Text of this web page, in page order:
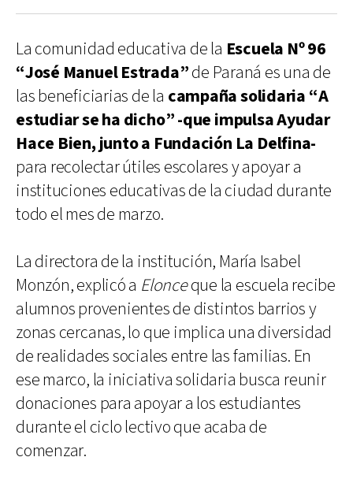
La comunidad educativa de la Escuela Nº 96
“José Manuel Estrada”de Paraná es una de
las beneficiarias de la campaña solidaria “A
estudiar se ha dicho” -que impulsa Ayudar
Hace Bien, junto a Fundación La Delfina-
para recolectar útiles escolares y apoyar a
instituciones educativas de la ciudad durante
todo el mes de marzo.
La directora de la institución, María Isabel
Monzón, explicó a Elonceque la escuela recibe
alumnos provenientes de distintos barrios y
zonas cercanas, lo que implica una diversidad
de realidades sociales entre las familias. En
ese marco, la iniciativa solidaria busca reunir
donaciones para apoyar a los estudiantes
durante el ciclo lectivo que acaba de
comenzar.